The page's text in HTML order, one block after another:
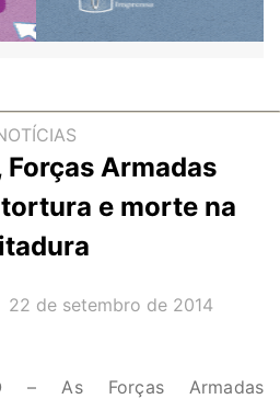
Forças Armadas
e morte na
DATA:
22 de setembro de 2014
– As Forças Armadas